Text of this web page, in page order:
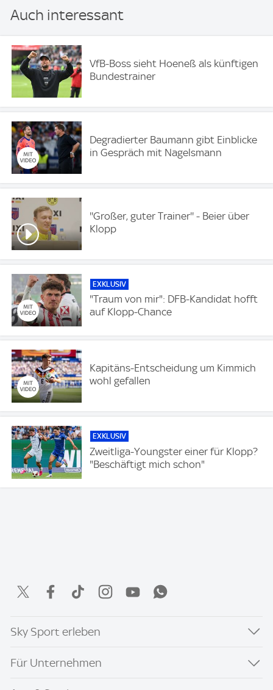
Auch interessant
VfB-Boss sieht Hoeneß als künftigen
Bundestrainer
Degradierter Baumann gibt Einblicke
in Gespräch mit Nagelsmann
''Großer, guter Trainer'' - Beier über
Klopp
EXKLUSIV
"Traum von mir": DFB-Kandidat hofft
auf Klopp-Chance
Kapitäns-Entscheidung um Kimmich
wohl gefallen
EXKLUSIV
Zweitliga-Youngster einer für Klopp?
"Beschäftigt mich schon"
Sky Sport erleben
Für Unternehmen